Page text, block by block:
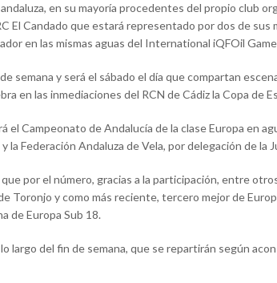
en su mayoría procedentes del propio club
El Candado que estará representado por dos de
en las mismas aguas del International iQFOil
semana y será el sábado el día que compartan
en las inmediaciones del RCN de Cádiz la Copa de
el Campeonato de Andalucía de la clase Europa en
la Federación Andaluza de Vela, por delegación de la
por el número, gracias a la participación, entre
Toronjo y como más reciente, tercero mejor de
de Europa Sub 18.
largo del fin de semana, que se repartirán según